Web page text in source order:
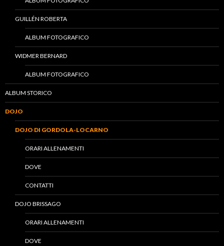
GUILLÉN ROBERTA
ALBUM FOTOGRAFICO
WIDMER BERNARD
ALBUM FOTOGRAFICO
ALBUM STORICO
DOJO
DOJO DI GORDOLA-LOCARNO
ORARI ALLENAMENTI
DOVE
CONTATTI
DOJO BRISSAGO
ORARI ALLENAMENTI
DOVE